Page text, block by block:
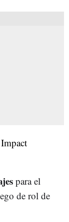
para el
de rol de